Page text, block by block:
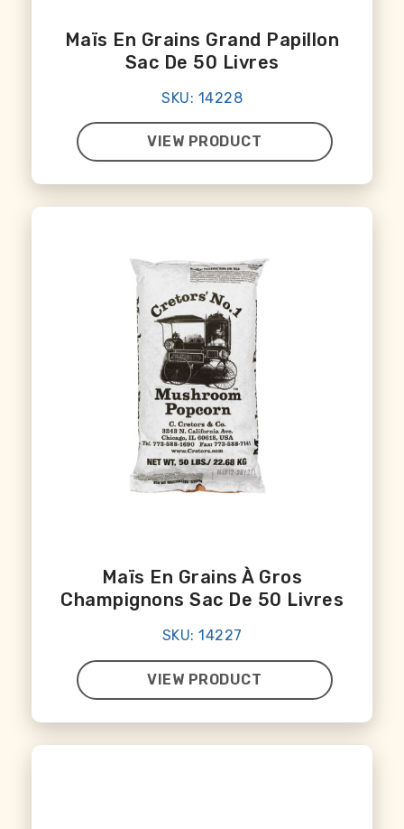
Maïs En Grains Grand Papillon
Sac De 50 Livres
SKU: 14228
VIEW PRODUCT
Maïs En Grains À Gros
Champignons Sac De 50 Livres
SKU: 14227
VIEW PRODUCT